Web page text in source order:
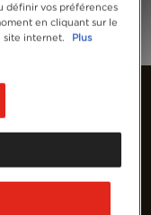
définir vos préférences
en cliquant sur le
site internet.
Plus